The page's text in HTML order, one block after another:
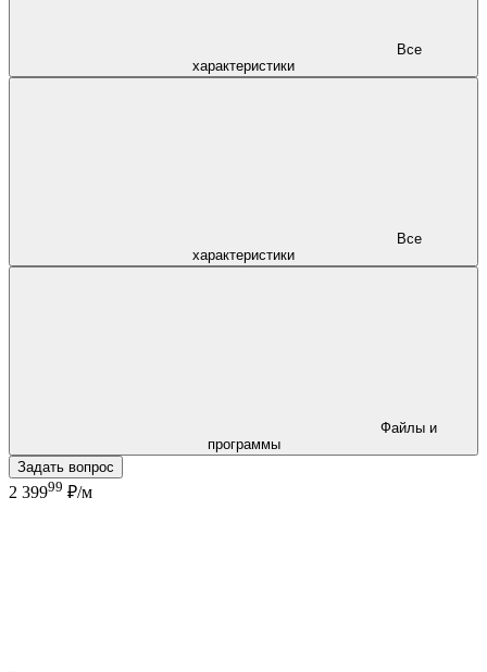
характеристики
характеристики
программы
Задать вопрос
2 39999 ₽/м